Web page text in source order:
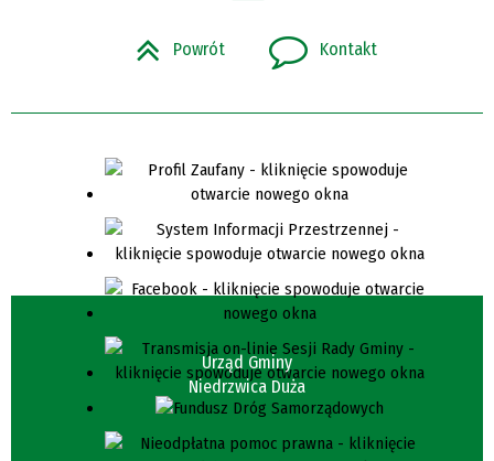
Powrót Kontakt
Urząd Gminy
Niedrzwica Duża